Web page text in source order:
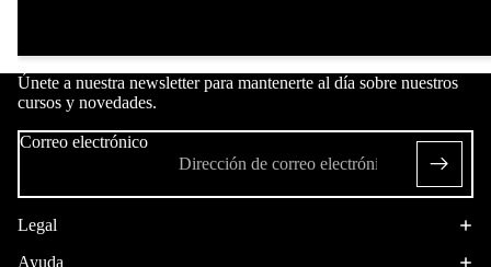
Únete a nuestra newsletter para mantenerte al día sobre nuestros
cursos y novedades.
Correo electrónico
Legal
Ayuda